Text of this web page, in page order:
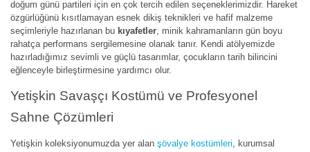
doğum günü partileri için en çok tercih edilen seçeneklerimizdir. Hareket
özgürlüğünü kısıtlamayan esnek dikiş teknikleri ve hafif malzeme
seçimleriyle hazırlanan bu kıyafetler, minik kahramanların gün boyu
rahatça performans sergilemesine olanak tanır. Kendi atölyemizde
hazırladığımız sevimli ve güçlü tasarımlar, çocukların tarih bilincini
eğlenceyle birleştirmesine yardımcı olur.
Yetişkin Savaşçı Kostümü ve Profesyonel
Sahne Çözümleri
Yetişkin koleksiyonumuzda yer alan şövalye kostümleri, kurumsal